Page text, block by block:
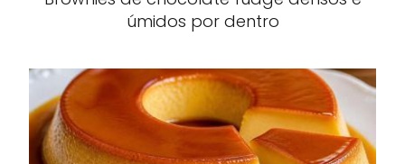
úmidos por dentro